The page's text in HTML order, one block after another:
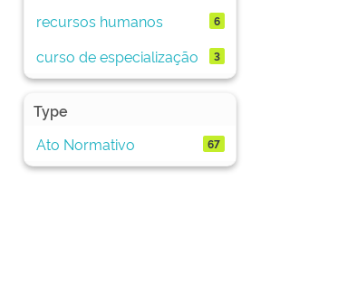
recursos humanos 6
curso de especialização 3
Type
Ato Normativo
67